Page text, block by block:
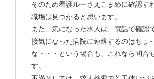
そのため看護ルーさえこまめに確認す
職場は見つかると思います。
また、気になった求人は、電話で確認
接気になった病院に連絡するのはちょ
な・・・という場合も、これなら問合
す。